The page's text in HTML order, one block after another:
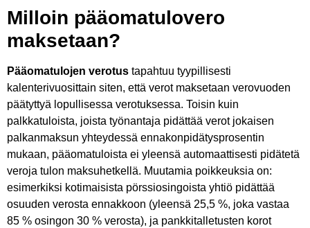
Milloin pääomatulovero
maksetaan?
Pääomatulojen verotus tapahtuu tyypillisesti
kalenterivuosittain siten, että verot maksetaan verovuoden
päätyttyä lopullisessa verotuksessa. Toisin kuin
palkkatuloista, joista työnantaja pidättää verot jokaisen
palkanmaksun yhteydessä ennakonpidätysprosentin
mukaan, pääomatuloista ei yleensä automaattisesti pidätetä
veroja tulon maksuhetkellä. Muutamia poikkeuksia on:
esimerkiksi kotimaisista pörssiosingoista yhtiö pidättää
osuuden verosta ennakkoon (yleensä 25,5 %, joka vastaa
85 % osingon 30 % verosta), ja pankkitalletusten korot